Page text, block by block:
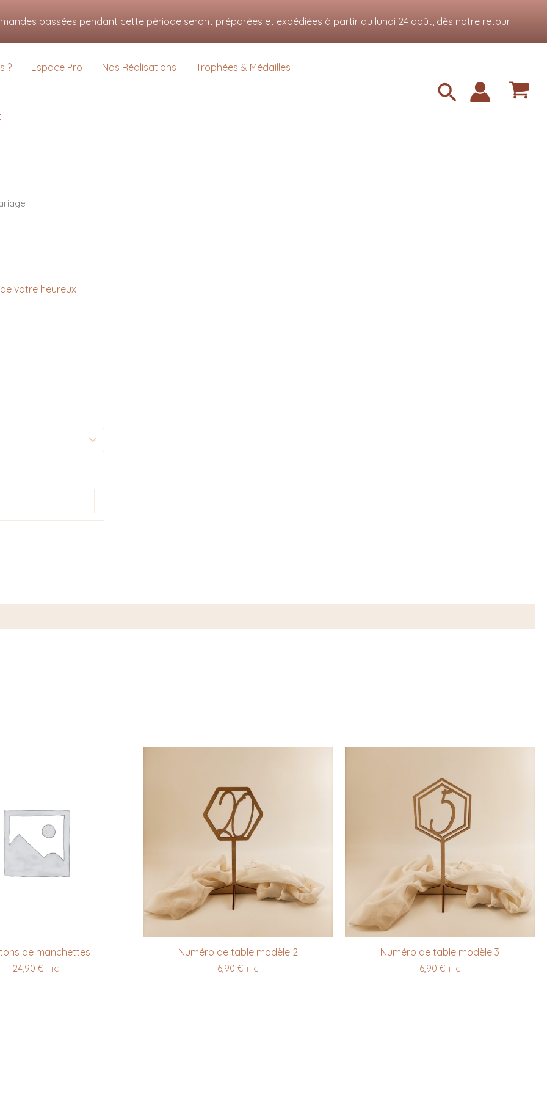
passées pendant cette période seront préparées et expédiées à partir du lundi 24 août, dès notre retour.
? Espace Pro Nos Réalisations Trophées & Médailles
votre heureux
de manchettes
24,90 € TTC
Numéro de table modèle 2
6,90 € TTC
Numéro de table modèle 3
6,90 € TTC
sur les cookies que nous utilisons ou les désactiver danssettings. Accepter